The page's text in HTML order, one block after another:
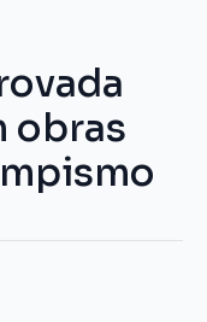
obras